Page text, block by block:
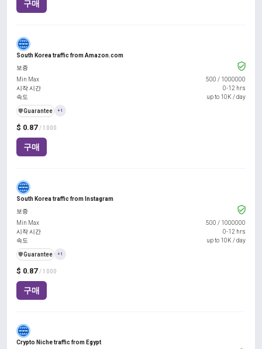
구매
South Korea traffic from Amazon.com
$ 0.87 / 1000
구매
보증
Min Max
500 / 1000000
시작 시간
0-12 hrs
속도
up to 10K / day
️🛡️Guarantee +1
South Korea traffic from Instagram
$ 0.87 / 1000
구매
보증
Min Max
500 / 1000000
시작 시간
0-12 hrs
속도
up to 10K / day
️🛡️Guarantee +1
Crypto Niche traffic from Egypt